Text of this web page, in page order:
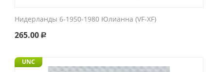
Нидерланды 6-1950-1980 Юлианна (VF-XF)
265.00 Р
UNC